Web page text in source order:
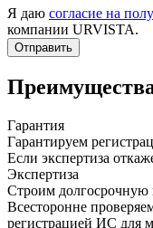
Я даю согласие на
компании URVISTA.
Отправить
Гарантия
Гарантируем
Если экспертиза
Экспертиза
Строим долгосрочную
Всесторонне
регистрацией ИС для